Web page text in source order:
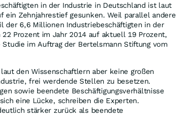
in der Industrie in Deutschland ist laut
Zehnjahrestief gesunken. Weil parallel andere
der 6,6 Millionen Industriebeschäftigten in der
Prozent im Jahr 2014 auf aktuell 19 Prozent,
im Auftrag der Bertelsmann Stiftung vom
den Wissenschaftlern aber keine großen
frei werdende Stellen zu besetzen.
sowie beendete Beschäftigungsverhältnisse
eine Lücke, schreiben die Experten.
stärker zurück als beendete